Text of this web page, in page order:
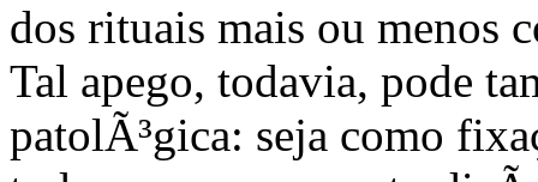
dos rituais mais ou menos
Tal apego, todavia, pode
patolÃ³gica: seja como